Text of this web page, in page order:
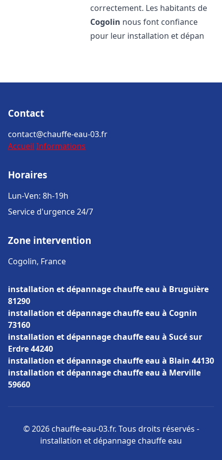
correctement. Les habitants de
Cogolin nous font confiance
pour leur installation et dépan
Contact
contact@chauffe-eau-03.fr
Accueil Informations
Horaires
Lun-Ven: 8h-19h
Service d'urgence 24/7
Zone intervention
Cogolin, France
installation et dépannage chauffe eau à Bruguière
81290
installation et dépannage chauffe eau à Cognin
73160
installation et dépannage chauffe eau à Sucé sur
Erdre 44240
installation et dépannage chauffe eau à Blain 44130
installation et dépannage chauffe eau à Merville
59660
© 2026 chauffe-eau-03.fr. Tous droits réservés -
installation et dépannage chauffe eau